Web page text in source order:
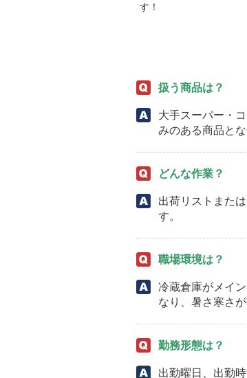
す！
扱う商品は？
大手スーパー・
みのある商品とな
どんな作業？
出荷リストまた
す。
職場環境は？
冷蔵倉庫がメイ
なり、暑さ寒さ
勤務形態は？
出勤曜日、出勤